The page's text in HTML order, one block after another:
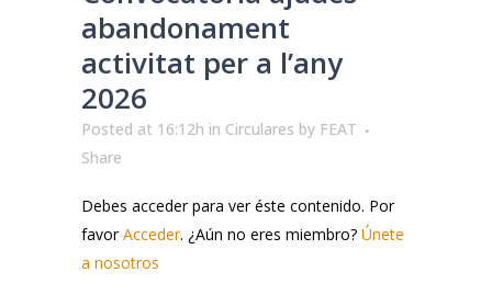
abandonament
activitat per a l’any
2026
Posted at 16:12h in Circulares by FEAT
Share
Debes acceder para ver éste contenido. Por
favorAcceder. ¿Aún no eres miembro? Únete
a nosotros